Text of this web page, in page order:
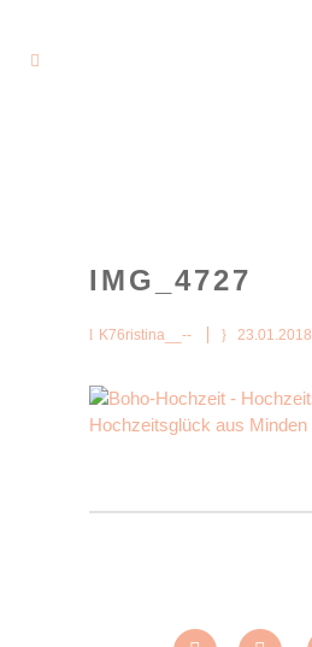
IMG_4727
K76ristina__-- 23.01.2018